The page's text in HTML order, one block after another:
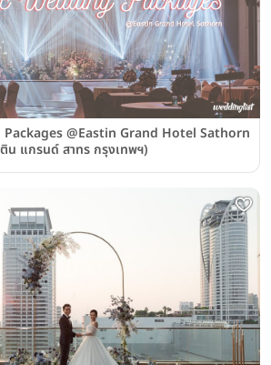
@Eastin Grand Hotel Sathorn
น แกรนด์ สาทร กรุงเทพฯ)